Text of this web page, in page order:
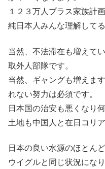
１２３万人プラス家族計
純日本人みんな理解して
当然、不法滞在も増えて
取外人部隊です。
当然、ギャングも増えま
れない努力は必須です。
日本国の治安も悪くなり
土地も中国人と在日コリ
日本の良い水源のほとん
ウイグルと同じ状況にな